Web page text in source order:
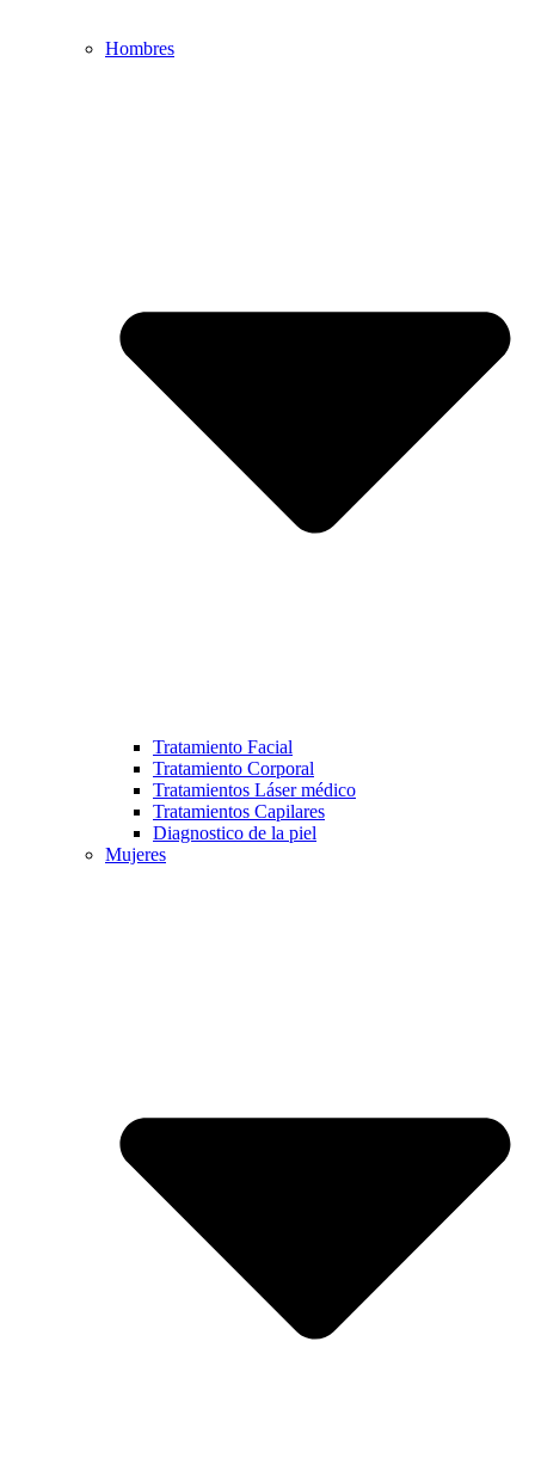
Hombres
Tratamiento Facial
Tratamiento Corporal
Tratamientos Láser médico
Tratamientos Capilares
Diagnostico de la piel
Mujeres